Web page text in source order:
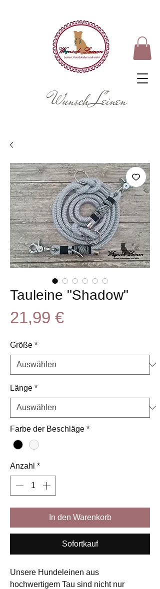
Wunsch Leinen
Tauleine "Shadow"
21,99 €Preis
Größe *
Länge *
Farbe der Beschläge *
Anzahl *
In den Warenkorb
Sofortkauf
Unsere Hundeleinen aus
hochwertigem Tau sind nicht nur